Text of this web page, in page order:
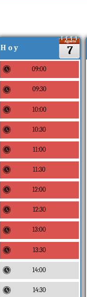
H o y
Agosto
7
09:00
09:30
10:00
10:30
11:00
11:30
12:00
12:30
13:00
13:30
14:00
14:30